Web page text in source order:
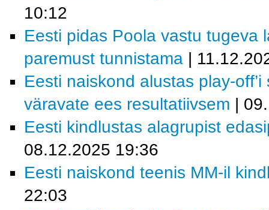
10:12
Eesti pidas Poola vastu tugeva
paremust tunnistama |
Eesti naiskond alustas play-
väravate ees resultatiivsem |
Eesti kindlustas alagrupist
08.12.2025 19:36
Eesti naiskond teenis MM-il
22:03